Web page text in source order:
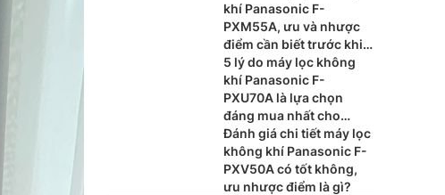
khí Panasonic F-
PXM55A, ưu và nhược
điểm cần biết trước khi
mua
5 lý do máy lọc không
khí Panasonic F-
PXU70A là lựa chọn
đáng mua nhất cho
phòng lớn
Đánh giá chi tiết máy lọc
không khí Panasonic F-
PXV50A có tốt không,
ưu nhược điểm là gì?